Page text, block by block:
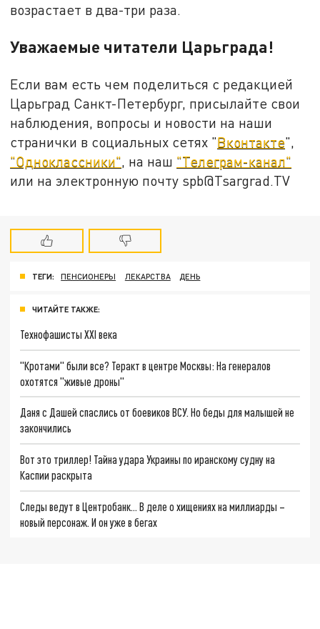
возрастает в два-три раза.
Уважаемые читатели Царьграда!
Если вам есть чем поделиться с редакцией
Царьград Санкт-Петербург, присылайте свои
наблюдения, вопросы и новости на наши
странички в социальных сетях "Вконтакте",
"Одноклассники" , на наш "Телеграм-канал"
или на электронную почту spb@Tsargrad.TV
ТЕГИ: ПЕНСИОНЕРЫ ЛЕКАРСТВА ДЕНЬ
ЧИТАЙТЕ ТАКЖЕ:
Технофашисты XXI века
"Кротами" были все? Теракт в центре Москвы: На генералов
охотятся "живые дроны"
Даня с Дашей спаслись от боевиков ВСУ. Но беды для малышей не
закончились
Вот это триллер! Тайна удара Украины по иранскому судну на
Каспии раскрыта
Следы ведут в Центробанк… В деле о хищениях на миллиарды –
новый персонаж. И он уже в бегах